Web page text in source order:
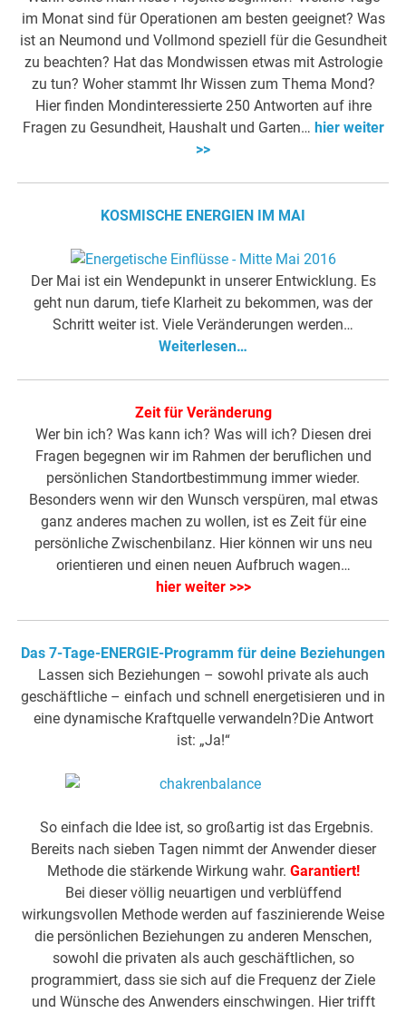
im Monat sind für Operationen am besten geeignet? Was
ist an Neumond und Vollmond speziell für die Gesundheit
zu beachten? Hat das Mondwissen etwas mit Astrologie
zu tun? Woher stammt Ihr Wissen zum Thema Mond?
Hier finden Mondinteressierte 250 Antworten auf ihre
Fragen zu Gesundheit, Haushalt und Garten… hier weiter
>>
KOSMISCHE ENERGIEN IM MAI
Der Mai ist ein Wendepunkt in unserer Entwicklung. Es
geht nun darum, tiefe Klarheit zu bekommen, was der
Schritt weiter ist. Viele Veränderungen werden…
Weiterlesen…
Zeit für Veränderung
Wer bin ich? Was kann ich? Was will ich? Diesen drei
Fragen begegnen wir im Rahmen der beruflichen und
persönlichen Standortbestimmung immer wieder.
Besonders wenn wir den Wunsch verspüren, mal etwas
ganz anderes machen zu wollen, ist es Zeit für eine
persönliche Zwischenbilanz. Hier können wir uns neu
orientieren und einen neuen Aufbruch wagen…
hier weiter >>>
Das 7-Tage-ENERGIE-Programm für deine Beziehungen
Lassen sich Beziehungen – sowohl private als auch
geschäftliche – einfach und schnell energetisieren und in
eine dynamische Kraftquelle verwandeln?Die Antwort
ist: „Ja!“
So einfach die Idee ist, so großartig ist das Ergebnis.
Bereits nach sieben Tagen nimmt der Anwender dieser
Methode die stärkende Wirkung wahr. Garantiert!
Bei dieser völlig neuartigen und verblüffend
wirkungsvollen Methode werden auf faszinierende Weise
die persönlichen Beziehungen zu anderen Menschen,
sowohl die privaten als auch geschäftlichen, so
programmiert, dass sie sich auf die Frequenz der Ziele
und Wünsche des Anwenders einschwingen. Hier trifft